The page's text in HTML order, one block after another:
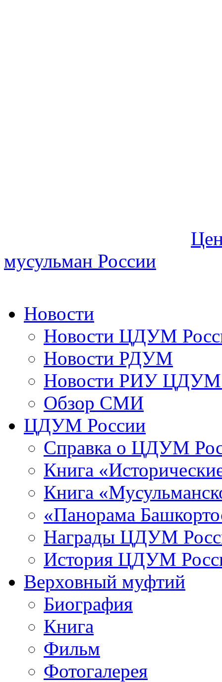
мусульман России
Новости
Новости ЦДУМ
Новости РДУМ
Новости РИУ ЦДУМ
Обзор СМИ
ЦДУМ России
Справка о ЦДУМ
Книга
Книга
«Панорама
Награды ЦДУМ
История ЦДУМ
Верховный муфтий
Биография
Книга
Фильм
Фотогалерея